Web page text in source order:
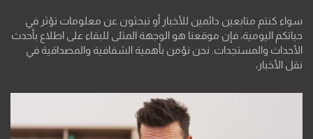
سواء كنتم متابعين دائمين للأخبار أو تبحثون عن معلومات تؤثر في
حياتكم اليومية، فإن موقعنا هو الوجهة المثلى للبقاء على اطلاع بأحدث
الأحداث والمستجدات. نحن نؤمن بأهمية الشفافية والمصداقية في
نقل الأخبار،